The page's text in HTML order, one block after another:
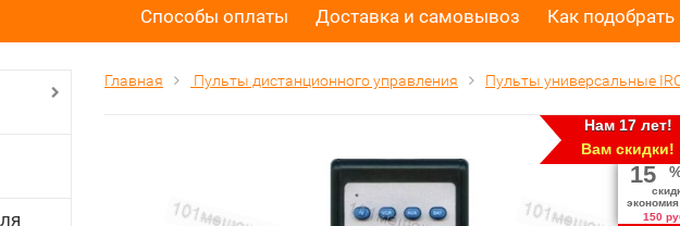
Способы оплаты Доставка и самовывоз Как подобрать
Главная Пульты дистанционного управления Пульты универсальные
Нам 17 лет!
Вам скидки!
15
экономия
150